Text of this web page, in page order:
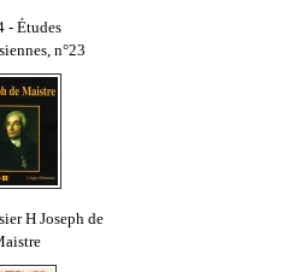
- Études
n°23
H Joseph de